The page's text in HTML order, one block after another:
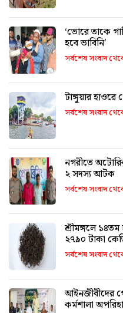
‘ভোরে তাকে গাড়িতে
হবে ভাবিনি’
সর্বশেষ সংবাদ
টাঙ্গুয়ার
সর্বশেষ সংবাদ
নগরীতে অটোরিকশা
২ সদস্য আটক
সর্বশেষ সংবাদ
শ্রীমঙ্গলে
২৭৯০ টাকা
সর্বশেষ সংবাদ
আইনজীবীদের
কর্মশালা